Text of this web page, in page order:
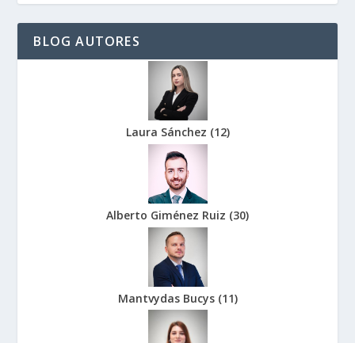
BLOG AUTORES
Laura Sánchez (12)
Alberto Giménez Ruiz (30)
Mantvydas Bucys (11)